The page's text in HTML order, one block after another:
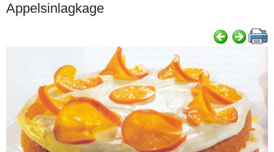
Appelsinlagkage